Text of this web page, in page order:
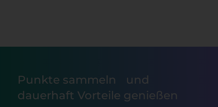
Punkte sammeln und
dauerhaft Vorteile genießen